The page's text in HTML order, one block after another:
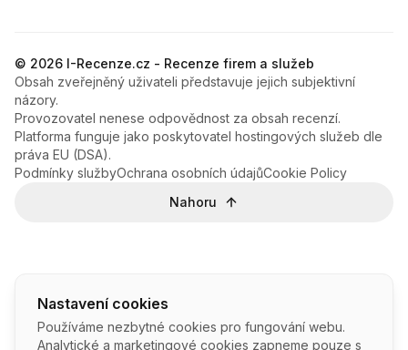
Nastavení cookies
Používáme nezbytné cookies pro fungování webu.
Analytické a marketingové cookies zapneme pouze s
© 2026 I-Recenze.cz - Recenze firem a služeb
Obsah zveřejněný uživateli představuje jejich subjektivní
názory.
Provozovatel nenese odpovědnost za obsah recenzí.
Platforma funguje jako poskytovatel hostingových služeb dle
práva EU (DSA).
Podmínky službyOchrana osobních údajůCookie Policy
Nahoru